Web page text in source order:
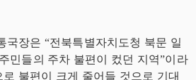
국장은 “전북특별자치도청 북문 일
민들의 주차 불편이 컸던 지역”이라
불편이 크게 줄어들 것으로 기대